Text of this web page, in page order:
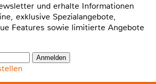
und erhalte Informationen
exklusive Spezialangebote,
Features sowie limitierte Angebote